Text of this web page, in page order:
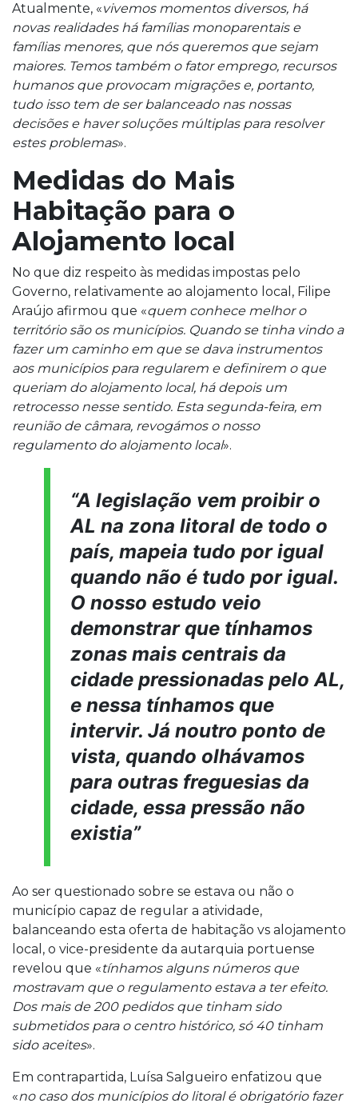
Atualmente, «vivemos momentos diversos, há
novas realidades há famílias monoparentais e
famílias menores, que nós queremos que sejam
maiores. Temos também o fator emprego, recursos
humanos que provocam migrações e, portanto,
tudo isso tem de ser balanceado nas nossas
decisões e haver soluções múltiplas para resolver
estes problemas».
Medidas do Mais
Habitação para o
Alojamento local
No que diz respeito às medidas impostas pelo
Governo, relativamente ao alojamento local, Filipe
Araújo afirmou que «quem conhece melhor o
território são os municípios. Quando se tinha vindo a
fazer um caminho em que se dava instrumentos
aos municípios para regularem e definirem o que
queriam do alojamento local, há depois um
retrocesso nesse sentido. Esta segunda-feira, em
reunião de câmara, revogámos o nosso
regulamento do alojamento local».
“A legislação vem proibir o
AL na zona litoral de todo o
país, mapeia tudo por igual
quando não é tudo por igual.
O nosso estudo veio
demonstrar que tínhamos
zonas mais centrais da
cidade pressionadas pelo AL,
e nessa tínhamos que
intervir. Já noutro ponto de
vista, quando olhávamos
para outras freguesias da
cidade, essa pressão não
existia”
Ao ser questionado sobre se estava ou não o
município capaz de regular a atividade,
balanceando esta oferta de habitação vs alojamento
local, o vice-presidente da autarquia portuense
revelou que «tínhamos alguns números que
mostravam que o regulamento estava a ter efeito.
Dos mais de 200 pedidos que tinham sido
submetidos para o centro histórico, só 40 tinham
sido aceites».
Em contrapartida, Luísa Salgueiro enfatizou que
«no caso dos municípios do litoral é obrigatório fazer